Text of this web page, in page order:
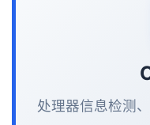
处理器信息检测